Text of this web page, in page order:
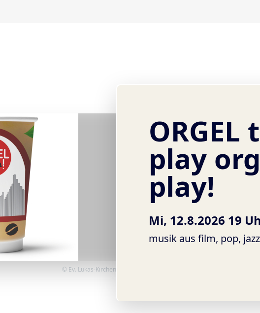
© Ev. Lukas-Kirchengemeinde
ORGEL
play
play!
Mi, 12.8.2026 19
musik aus film, pop,